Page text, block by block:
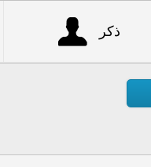
ذكر